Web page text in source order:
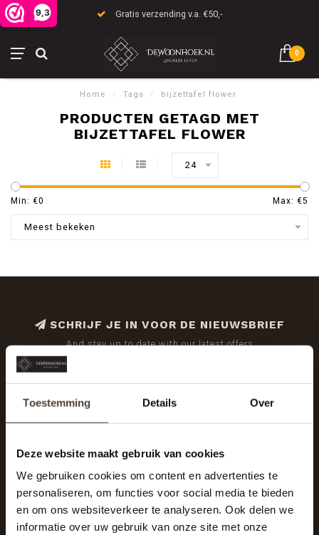
Toestemming Details Over
Deze website maakt gebruik van cookies
We gebruiken cookies om content en advertenties te
personaliseren, om functies voor social media te bieden
en om ons websiteverkeer te analyseren. Ook delen we
informatie over uw gebruik van onze site met onze
9,3 Gratis verzending v.a. €50,-
0
Home / Tags / bijzettafel flower
PRODUCTEN GETAGD MET
BIJZETTAFEL FLOWER
24
Min: €0 Max: €5
Meest bekeken
SCHRIJF JE IN VOOR DE NIEUWSBRIEF
And stay up to date with our latest offers